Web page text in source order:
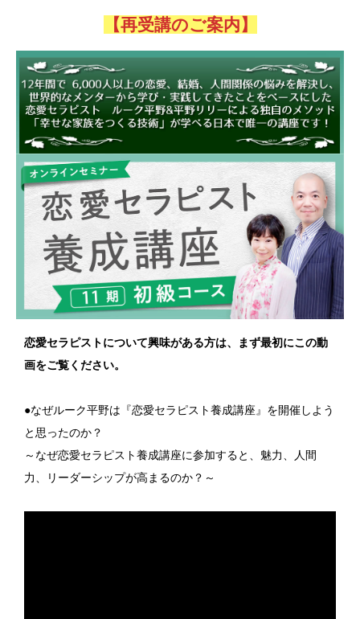
【再受講のご案内】
恋愛セラピストについて興味がある方は、まず最初にこの動
画をご覧ください。
●なぜルーク平野は『恋愛セラピスト養成講座』を開催しよう
と思ったのか？
～なぜ恋愛セラピスト養成講座に参加すると、魅力、人間
力、リーダーシップが高まるのか？～